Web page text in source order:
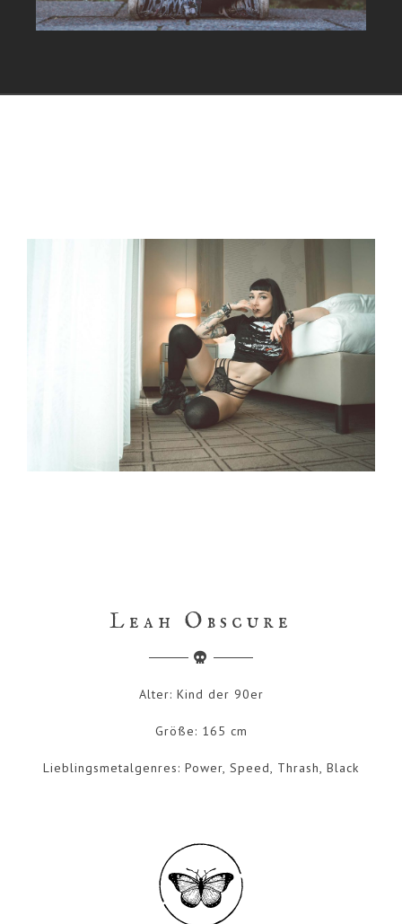
Leah Obscure
Alter: Kind der 90er
Größe: 165 cm
Lieblingsmetalgenres: Power, Speed, Thrash, Black